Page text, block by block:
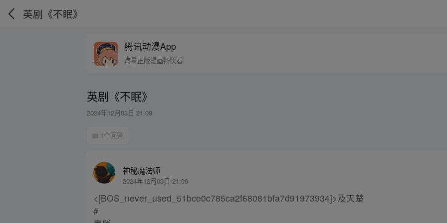
英剧《不眠》
腾讯动漫App
海量正版漫画畅快看
英剧《不眠》
2024年12月03日 21:09
1个回答
神秘魔法师
2024年12月03日 21:09
<[BOS_never_used_51bce0c785ca2f68081bfa7d91973934]>及天楚
#